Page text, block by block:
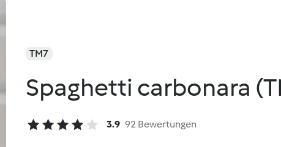
TM7
Spaghetti carbonara
3.9 92 Bewertungen